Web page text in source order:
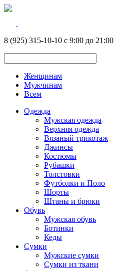
8 (925) 315-10-10 с 9:00 до 21:00
Женщинам
Мужчинам
Всем
Одежда
Мужская одежда
Верхняя одежда
Вязаный трикотаж
Джинсы
Костюмы
Рубашки
Толстовки
Футболки и Поло
Шорты
Штаны и брюки
Обувь
Мужская обувь
Ботинки
Кеды
Сумки
Мужские сумки
Сумки из ткани